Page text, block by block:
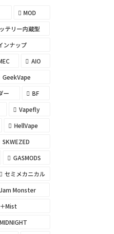
MOD
テリー内蔵型
ンナップ
AIO
GeekVape
ー
BF
Vapefly
HellVape
SKWEZED
GASMODS
セミメカニカル
Jam Monster
Mist